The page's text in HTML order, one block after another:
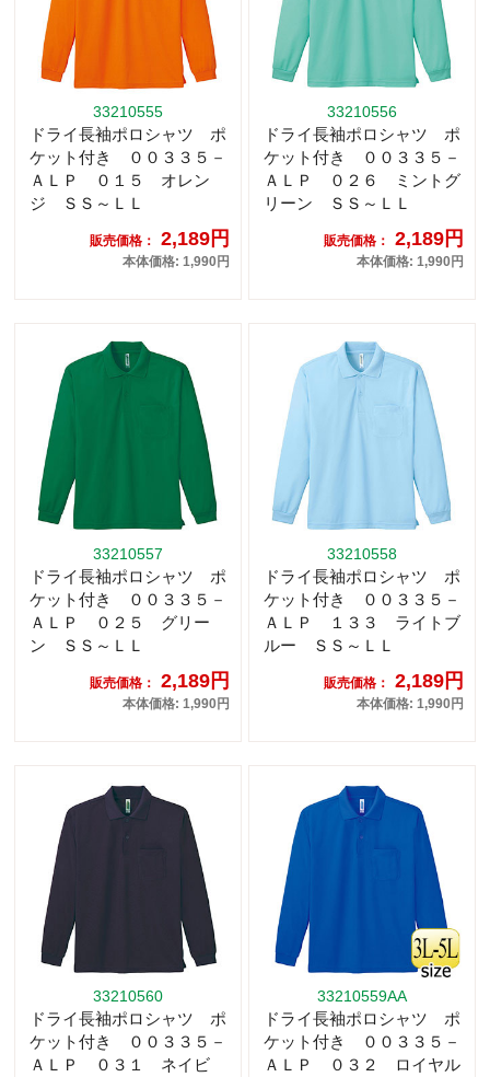
33210555
ドライ長袖ポロシャツ ポ
ケット付き ００３３５－
ＡＬＰ ０１５ オレン
ジ ＳＳ～ＬＬ
販売価格： 2,189円
本体価格: 1,990円
33210556
ドライ長袖ポロシャツ ポ
ケット付き ００３３５－
ＡＬＰ ０２６ ミントグ
リーン ＳＳ～ＬＬ
販売価格： 2,189円
本体価格: 1,990円
33210557
ドライ長袖ポロシャツ ポ
ケット付き ００３３５－
ＡＬＰ ０２５ グリー
ン ＳＳ～ＬＬ
販売価格： 2,189円
本体価格: 1,990円
33210558
ドライ長袖ポロシャツ ポ
ケット付き ００３３５－
ＡＬＰ １３３ ライトブ
ルー ＳＳ～ＬＬ
販売価格： 2,189円
本体価格: 1,990円
33210560
ドライ長袖ポロシャツ ポ
ケット付き ００３３５－
ＡＬＰ ０３１ ネイビ
33210559AA
ドライ長袖ポロシャツ ポ
ケット付き ００３３５－
ＡＬＰ ０３２ ロイヤル